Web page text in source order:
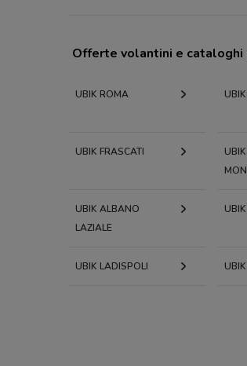
Offerte volantini e
UBIK ROMA
UBIK FRASCATI
UBIK ALBANO
LAZIALE
UBIK LADISPOLI